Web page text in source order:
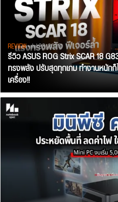
REVIEW• Jul 28, 2026
รีวิว ASUS ROG Strix SCAR 18
ทรงพลัง ปรับสุดทุกเกม ทำงานหนัก
เครื่อง!!